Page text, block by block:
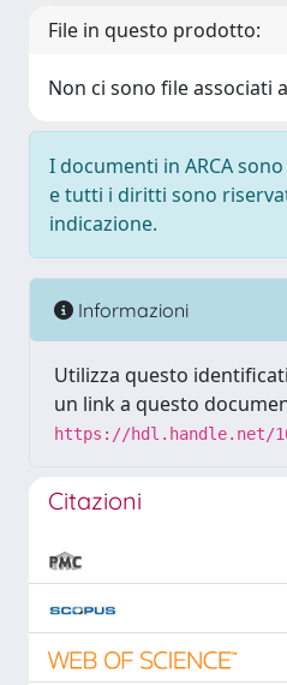
File in questo prodotto:
Non ci sono file associati
I documenti in ARCA
e tutti i diritti sono
indicazione.
Informazioni
Utilizza questo
un link a questo
https://hdl.handle.net/
Citazioni